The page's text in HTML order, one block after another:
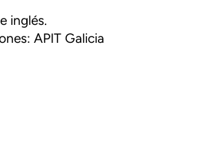
inglés.
APIT Galicia